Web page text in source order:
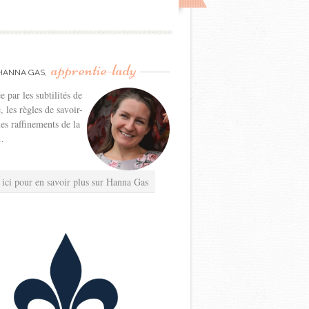
GAS, apprentie-lady
par les subtilités de
les règles de savoir-
raffinements de la
pour en savoir plus sur Hanna Gas